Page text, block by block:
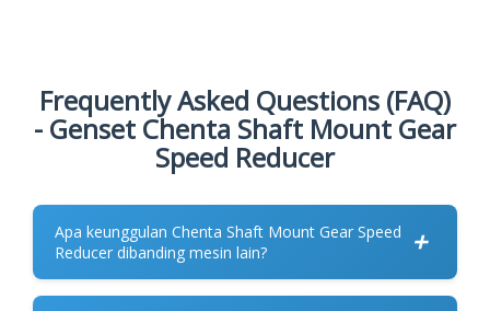
Frequently Asked Questions (FAQ)
- Genset Chenta Shaft Mount Gear
Speed Reducer
Apa keunggulan Chenta Shaft Mount Gear Speed
Reducer dibanding mesin lain?
+